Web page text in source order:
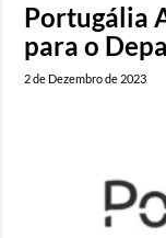
Portugália
para o
2 de Dezembro de 2023